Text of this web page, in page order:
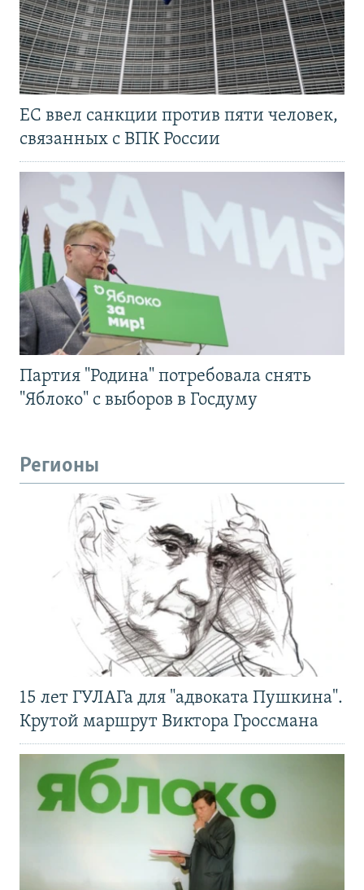
ЕС ввел санкции против пяти человек,
связанных с ВПК России
Партия "Родина" потребовала снять
"Яблоко" с выборов в Госдуму
Регионы
15 лет ГУЛАГа для "адвоката Пушкина".
Крутой маршрут Виктора Гроссмана